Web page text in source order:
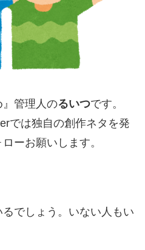
』管理人のるいつです。
では独自の創作ネタを発
ーお願いします。
でしょう。いない人もい